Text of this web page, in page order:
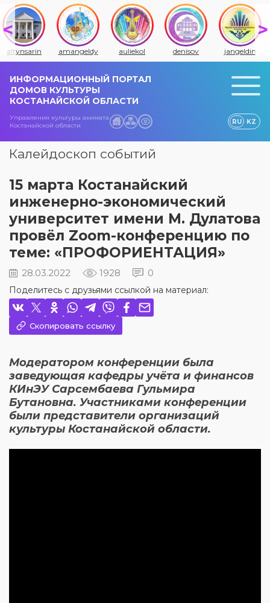
altynsarin amangeldy auliekol denisov jangeldin
ИНФОРМАЦИОННЫЙ ПОРТАЛ
ДОМОВ КУЛЬТУРЫ
КОСТАНАЙСКОЙ ОБЛАСТИ
Управления культуры акимата
Костанайской области
RU KZ
Калейдоскоп событий
15 марта Костанайский
инженерно-экономический
университет имени М. Дулатова
провёл Zoom-конференцию по
теме: «ПРОФОРИЕНТАЦИЯ»
28.03.2022 1928 0
Поделитесь с друзьями ссылкой на материал:
Скопировать ссылку
Модератором конференции была
заведующая кафедры учёта и финансов
КИнЭУ Сарсембаева Гульмира
Бутановна. Участниками конференции
были представители организаций
культуры Костанайской области.